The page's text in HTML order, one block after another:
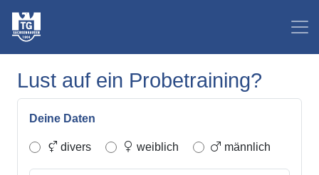
Lust auf ein Probetraining?
Deine Daten
divers weiblich männlich